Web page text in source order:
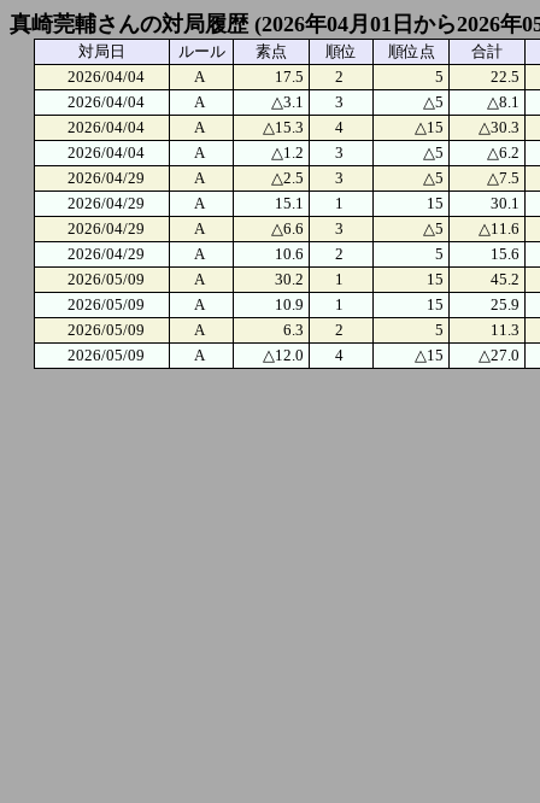
真崎莞輔さんの対局履歴 (2026年04月01日から2026年
対局日 ルール 素点 順位 順位点
合計
2026/04/04
A 17.5 2 5
22.5
2026/04/04
A △3.1 3 △5
△8.1
2026/04/04
A △15.3 4 △15
△30.3
2026/04/04
A △1.2 3 △5
△6.2
2026/04/29
A △2.5 3 △5
△7.5
2026/04/29
A 15.1 1 15
30.1
2026/04/29
A △6.6 3 △5
△11.6
2026/04/29
A 10.6 2 5
15.6
2026/05/09
A 30.2 1 15
45.2
2026/05/09
A 10.9 1 15
25.9
2026/05/09
A 6.3 2 5
11.3
2026/05/09
A △12.0 4 △15 △27.0